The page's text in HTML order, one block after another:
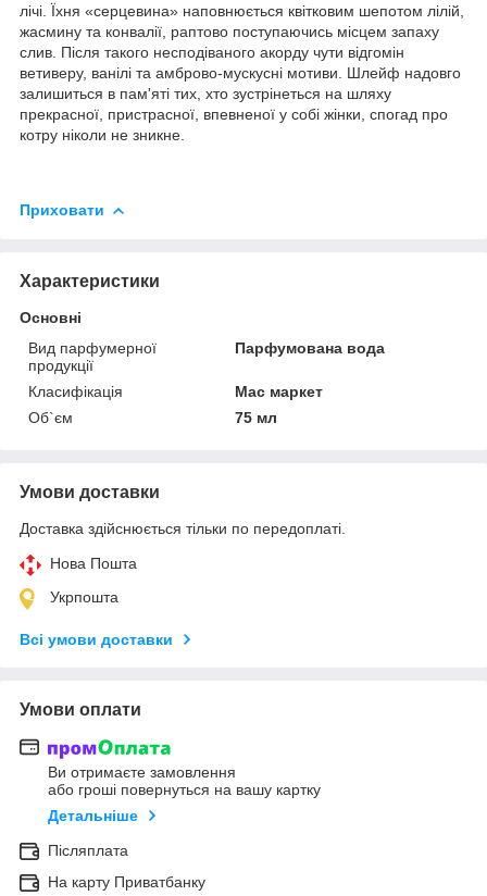
лічі. Їхня «серцевина» наповнюється квітковим шепотом лілій,
жасмину та конвалії, раптово поступаючись місцем запаху
слив. Після такого несподіваного акорду чути відгомін
ветиверу, ванілі та амброво-мускусні мотиви. Шлейф надовго
залишиться в пам'яті тих, хто зустрінеться на шляху
прекрасної, пристрасної, впевненої у собі жінки, спогад про
котру ніколи не зникне.
Приховати
Характеристики
Основні
Вид парфумерної
продукції
Парфумована вода
Класифікація
Мас маркет
Об`єм
75 мл
Умови доставки
Доставка здійснюється тільки по передоплаті.
Нова Пошта
Укрпошта
Всі умови доставки
Умови оплати
Ви отримаєте замовлення
або гроші повернуться на вашу картку
Детальніше
Післяплата
На карту Приватбанку